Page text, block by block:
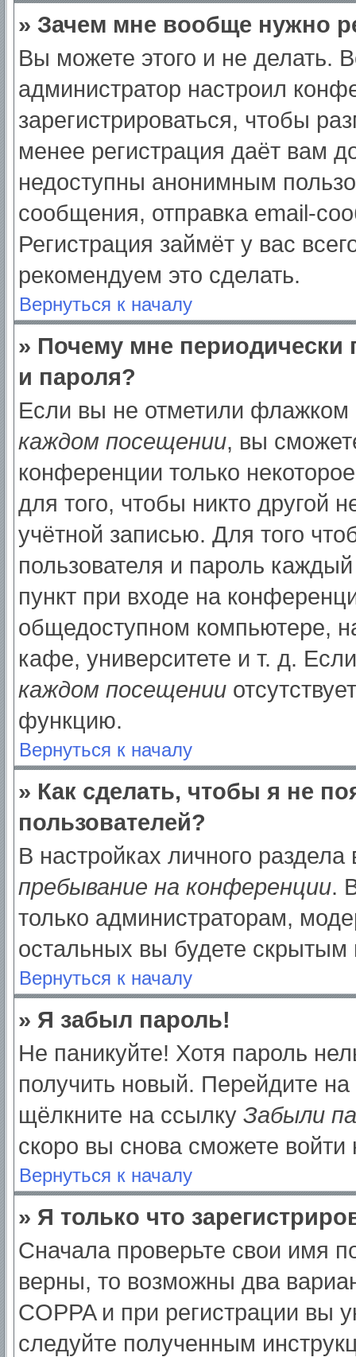
» Зачем мне вообще нужно
Вы можете этого и не делать.
администратор настроил
зарегистрироваться, чтобы
менее регистрация даёт вам
недоступны анонимным
сообщения, отправка email-
Регистрация займёт у вас
рекомендуем это сделать.
Вернуться к началу
» Почему мне периодически
и пароля?
Если вы не отметили флажком
каждом посещении, вы
конференции только
для того, чтобы никто другой
учётной записью. Для того
пользователя и пароль
пункт при входе на
общедоступном компьютере,
кафе, университете и т. д.
каждом посещении
функцию.
Вернуться к началу
» Как сделать, чтобы я не
пользователей?
В настройках личного
пребывание на конференции.
только администраторам,
остальных вы будете скрытым
Вернуться к началу
» Я забыл пароль!
Не паникуйте! Хотя пароль
получить новый. Перейдите
щёлкните на ссылку Забыли
скоро вы снова сможете
Вернуться к началу
» Я только что
Сначала проверьте свои имя
верны, то возможны два
COPPA и при регистрации вы
следуйте полученным